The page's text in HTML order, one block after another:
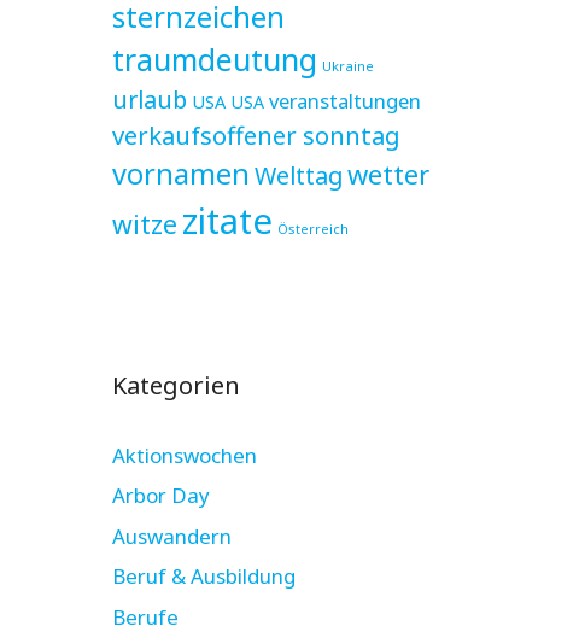
sternzeichen
traumdeutung Ukraine
urlaub USA USA veranstaltungen
verkaufsoffener sonntag
vornamen Welttagwetter
witze zitate Österreich
Kategorien
Aktionswochen
Arbor Day
Auswandern
Beruf & Ausbildung
Berufe